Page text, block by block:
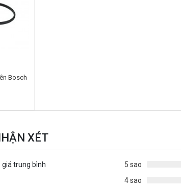
Bosch
XÉT
giá trung bình 5 sao
4 sao